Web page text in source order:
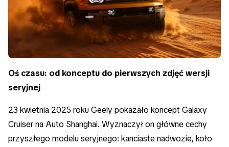
Oś czasu: od konceptu do pierwszych zdjęć wersji
seryjnej
23 kwietnia 2025 roku Geely pokazało koncept Galaxy
Cruiser na Auto Shanghai. Wyznaczył on główne cechy
przyszłego modelu seryjnego: kanciaste nadwozie, koło